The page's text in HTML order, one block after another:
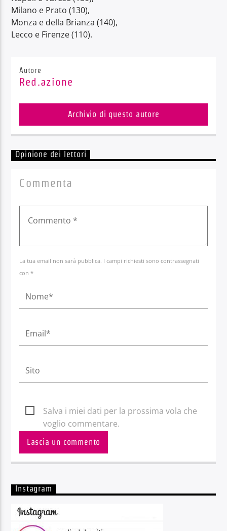
Milano e Prato (130),
Monza e della Brianza (140),
Lecco e Firenze (110).
Autore
Red.azione
Archivio di questo autore
Opinione dei lettori
Commenta
La tua email non sarà pubblica. I campi richiesti sono contrassegnati
con *
Salva i miei dati per la prossima vola che
voglio commentare.
Instagram